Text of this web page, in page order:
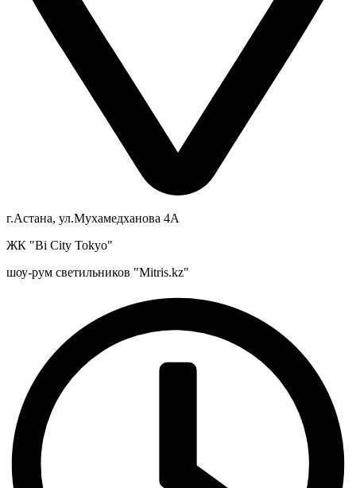
г.Астана, ул.Мухамедханова 4А
ЖК "Bi City Tokyo"
шоу-рум светильников "Mitris.kz"